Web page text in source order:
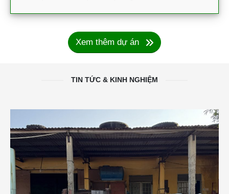
Xem thêm dự án
TIN TỨC & KINH NGHIỆM